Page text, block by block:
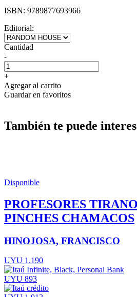
ISBN: 9789877693966
Editorial:
Cantidad
-
+
Agregar al carrito
Guardar en favoritos
También te puede
Disponible
PROFESORES
PINCHES CHAMACOS
HINOJOSA, FRANCISCO
UYU 1.190
UYU 893